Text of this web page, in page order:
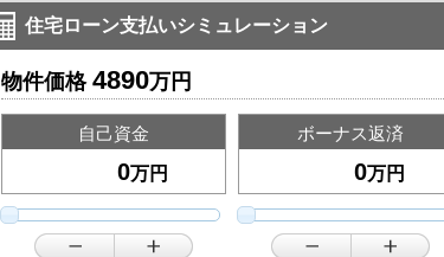
住宅ローン支払いシミュレーション
物件価格 4890万円
自己資金
万円
ボーナス返済
万円